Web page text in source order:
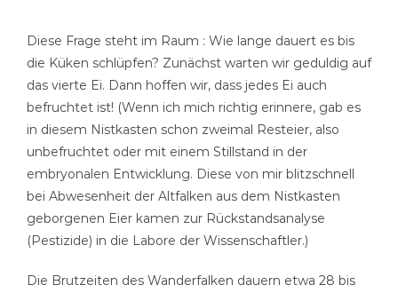
Diese Frage steht im Raum : Wie lange dauert es bis
die Küken schlüpfen? Zunächst warten wir geduldig auf
das vierte Ei. Dann hoffen wir, dass jedes Ei auch
befruchtet ist! (Wenn ich mich richtig erinnere, gab es
in diesem Nistkasten schon zweimal Resteier, also
unbefruchtet oder mit einem Stillstand in der
embryonalen Entwicklung. Diese von mir blitzschnell
bei Abwesenheit der Altfalken aus dem Nistkasten
geborgenen Eier kamen zur Rückstandsanalyse
(Pestizide) in die Labore der Wissenschaftler.)
Die Brutzeiten des Wanderfalken dauern etwa 28 bis